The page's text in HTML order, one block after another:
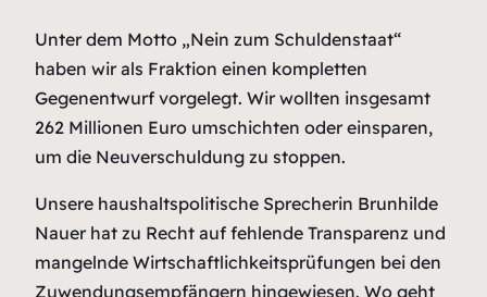
Unter dem Motto „Nein zum Schuldenstaat“
haben wir als Fraktion einen kompletten
Gegenentwurf vorgelegt. Wir wollten insgesamt
262 Millionen Euro umschichten oder einsparen,
um die Neuverschuldung zu stoppen.
Unsere haushaltspolitische Sprecherin Brunhilde
Nauer hat zu Recht auf fehlende Transparenz und
mangelnde Wirtschaftlichkeitsprüfungen bei den
Zuwendungsempfängern hingewiesen. Wo geht